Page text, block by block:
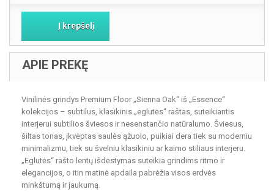
Į krepšelį
APIE PREKĘ
Vinilinės grindys Premium Floor „Sienna Oak“ iš „Essence“
kolekcijos – subtilus, klasikinis „eglutės“ raštas, suteikiantis
interjerui subtilios šviesos ir nesenstančio natūralumo. Šviesus,
šiltas tonas, įkvėptas saulės ąžuolo, puikiai dera tiek su moderniu
minimalizmu, tiek su švelniu klasikiniu ar kaimo stiliaus interjeru.
„Eglutės“ rašto lentų išdėstymas suteikia grindims ritmo ir
elegancijos, o itin matinė apdaila pabrėžia visos erdvės
minkštumą ir jaukumą.